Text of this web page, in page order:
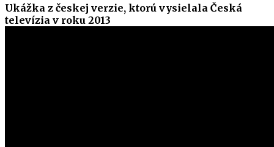
Ukážka z českej verzie, ktorú vysielala Česká
televízia v roku 2013